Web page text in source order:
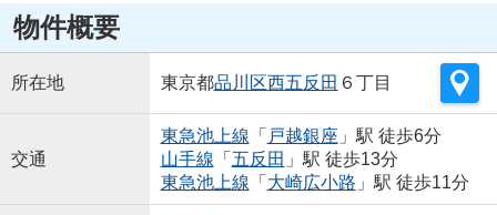
物件概要
所在地 東京都品川区西五反田 ６丁目
交通
東急池上線 「 戸越銀座 」駅 徒歩6分
山手線 「 五反田 」駅 徒歩13分
東急池上線 「 大崎広小路 」駅 徒歩11分